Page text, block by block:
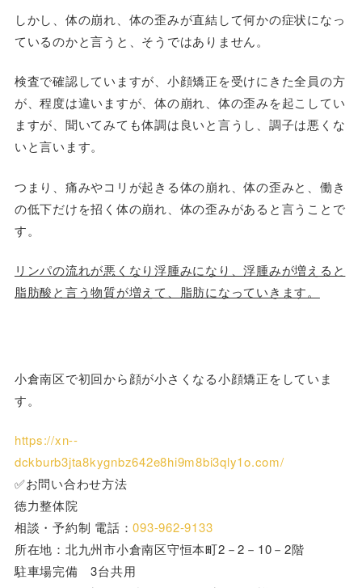
しかし、体の崩れ、体の歪みが直結して何かの症状になっ
ているのかと言うと、そうではありません。
検査で確認していますが、小顔矯正を受けにきた全員の方
が、程度は違いますが、体の崩れ、体の歪みを起こしてい
ますが、聞いてみても体調は良いと言うし、調子は悪くな
いと言います。
つまり、痛みやコリが起きる体の崩れ、体の歪みと、働き
の低下だけを招く体の崩れ、体の歪みがあると言うことで
す。
リンパの流れが悪くなり浮腫みになり、浮腫みが増えると
脂肪酸と言う物質が増えて、脂肪になっていきます。
小倉南区で初回から顔が小さくなる小顔矯正をしていま
す。
https://xn--
dckburb3jta8kygnbz642e8hi9m8bi3qly1o.com/
✅お問い合わせ方法
徳力整体院
相談・予約制 電話：093-962-9133
所在地：北九州市小倉南区守恒本町2－2－10－2階
駐車場完備 3台共用